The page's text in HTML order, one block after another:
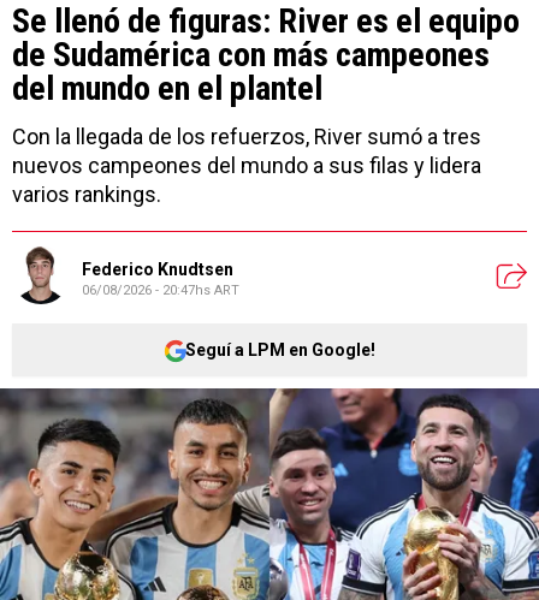
Se llenó de figuras: River es el equipo
de Sudamérica con más campeones
del mundo en el plantel
Con la llegada de los refuerzos, River sumó a tres
nuevos campeones del mundo a sus filas y lidera
varios rankings.
Federico Knudtsen
06/08/2026 - 20:47hs ART
Seguí a LPM en Google!